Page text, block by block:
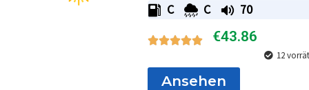
C C 70
€43.86
12
Ansehen